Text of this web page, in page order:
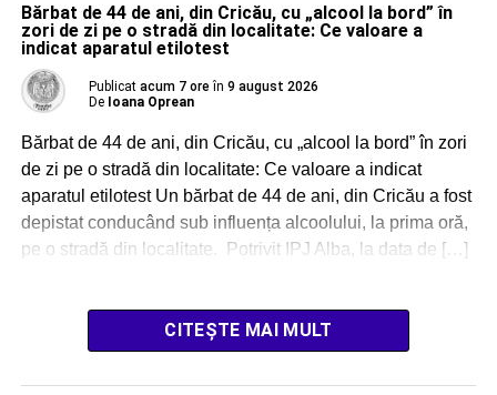
Bărbat de 44 de ani, din Cricău, cu „alcool la bord” în
zori de zi pe o stradă din localitate: Ce valoare a
indicat aparatul etilotest
Publicat acum 7 ore în 9 august 2026
De Ioana Oprean
Bărbat de 44 de ani, din Cricău, cu „alcool la bord” în zori
de zi pe o stradă din localitate: Ce valoare a indicat
aparatul etilotest Un bărbat de 44 de ani, din Cricău a fost
depistat conducând sub influența alcoolului, la prima oră,
pe o stradă din localitate. Potrivit IPJ Alba, la data de […]
CITEȘTE MAI MULT